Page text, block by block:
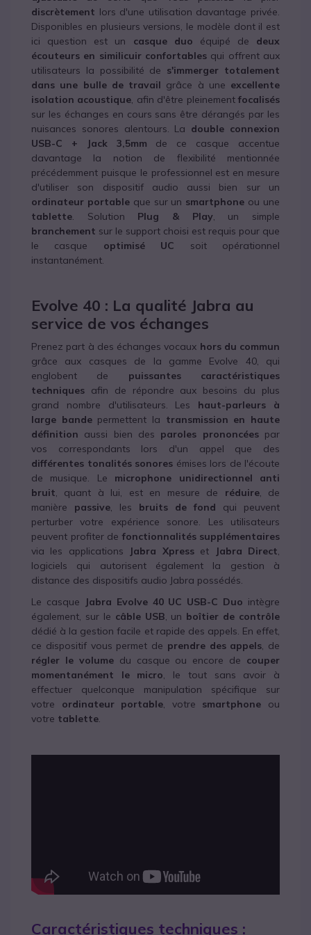
discrètement lors d'une utilisation davantage privée.
Disponibles en plusieurs versions, le modèle dont il est
ici question est un casque duo équipé de deux
écouteurs en similicuir confortables qui offrent aux
utilisateurs la possibilité de s'immerger totalement
dans une bulle de travail grâce à une excellente
isolation acoustique, afin d'être pleinementfocalisés
sur les échanges en cours sans être dérangés par les
nuisances sonores alentours. La double connexion
USB-C + Jack 3,5mm de ce casque accentue
davantage la notion de flexibilité mentionnée
précédemment puisque le professionnel est en mesure
d'utiliser son dispositif audio aussi bien sur un
ordinateur portableque sur un smartphone ou une
tablette. Solution Plug & Play, un simple
branchement sur le support choisi est requis pour que
le casque optimisé UC soit opérationnel
instantanément.
Evolve 40 : La qualité Jabra au
service de vos échanges
Prenez part à des échanges vocaux hors du commun
grâce aux casques de la gamme Evolve 40, qui
englobent de puissantes caractéristiques
techniques afin de répondre aux besoins du plus
grand nombre d'utilisateurs. Les haut-parleurs à
large bandepermettent la transmission en haute
définition aussi bien des paroles prononcéespar
vos correspondants lors d'un appel que des
différentes tonalités sonores émises lors de l'écoute
de musique. Le microphone unidirectionnel anti
bruit, quant à lui, est en mesure de réduire, de
manière passive, les bruits de fond qui peuvent
perturber votre expérience sonore. Les utilisateurs
peuvent profiter de fonctionnalités supplémentaires
via les applications
Jabra Xpresset Jabra Direct,
logiciels qui autorisent également la gestion à
distance des dispositifs audio Jabra possédés.
Le casque Jabra Evolve 40 UC USB-C Duo intègre
également, sur le câble USB, un boîtier de contrôle
dédié à la gestion facile et rapide des appels. En effet,
ce dispositif vous permet de prendre des appels, de
régler le volumedu casque ou encore de couper
momentanément le micro, le tout sans avoir à
effectuer quelconque manipulation spécifique sur
votre ordinateur portable, votre smartphone ou
votre tablette.
Caractéristiques techniques :